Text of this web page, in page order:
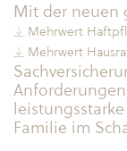
Mit der neuen
Mehrwert
Mehrwert
Familie im